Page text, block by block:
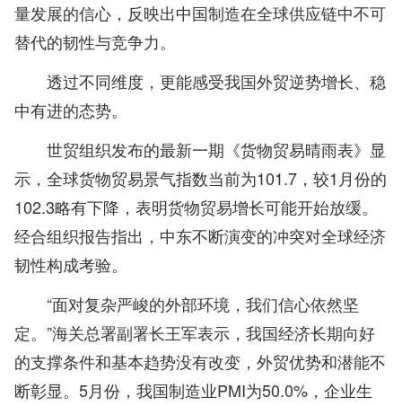
量发展的信心，反映出中国制造在全球供应链中不可
替代的韧性与竞争力。
透过不同维度，更能感受我国外贸逆势增长、稳
中有进的态势。
世贸组织发布的最新一期《货物贸易晴雨表》显
示，全球货物贸易景气指数当前为101.7，较1月份的
102.3略有下降，表明货物贸易增长可能开始放缓。
经合组织报告指出，中东不断演变的冲突对全球经济
韧性构成考验。
“面对复杂严峻的外部环境，我们信心依然坚
定。”海关总署副署长王军表示，我国经济长期向好
的支撑条件和基本趋势没有改变，外贸优势和潜能不
断彰显。5月份，我国制造业PMI为50.0%，企业生